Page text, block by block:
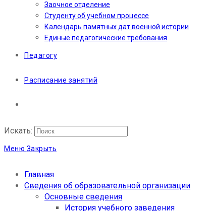
Заочное отделение
Студенту об учебном процессе
Календарь памятных дат военной истории
Единые педагогические требования
Педагогу
Расписание занятий
Искать:
Меню Закрыть
Главная
Сведения об образовательной организации
Основные сведения
История учебного заведения